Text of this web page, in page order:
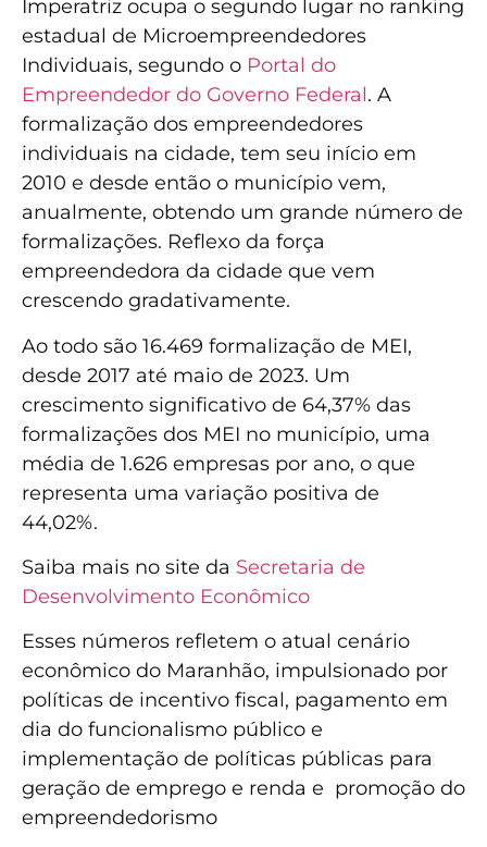
Imperatriz ocupa o segundo lugar no ranking
estadual de Microempreendedores
Individuais, segundo o Portal do
Empreendedor do Governo Federal. A
formalização dos empreendedores
individuais na cidade, tem seu início em
2010 e desde então o município vem,
anualmente, obtendo um grande número de
formalizações. Reflexo da força
empreendedora da cidade que vem
crescendo gradativamente.
Ao todo são 16.469 formalização de MEI,
desde 2017 até maio de 2023. Um
crescimento significativo de 64,37% das
formalizações dos MEI no município, uma
média de 1.626 empresas por ano, o que
representa uma variação positiva de
44,02%.
Saiba mais no site da Secretaria de
Desenvolvimento Econômico
Esses números refletem o atual cenário
econômico do Maranhão, impulsionado por
políticas de incentivo fiscal, pagamento em
dia do funcionalismo público e
implementação de políticas públicas para
geração de emprego e renda e promoção do
empreendedorismo